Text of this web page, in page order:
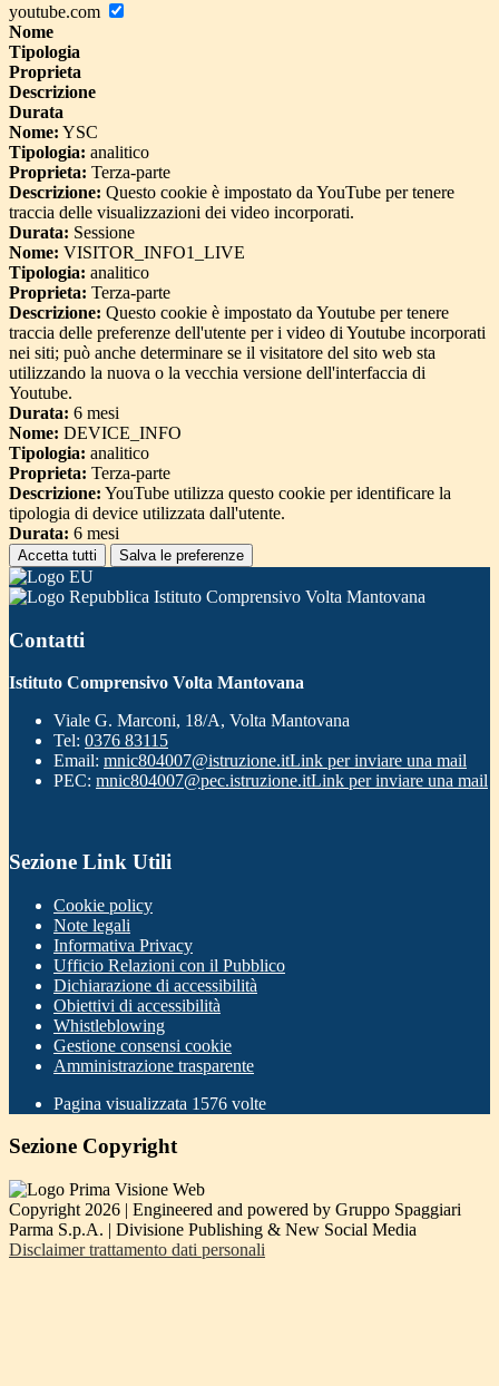
youtube.com
Nome
Tipologia
Proprieta
Descrizione
Durata
Nome: YSC
Tipologia: analitico
Proprieta: Terza-parte
Descrizione: Questo cookie è impostato da YouTube per tenere
traccia delle visualizzazioni dei video incorporati.
Durata: Sessione
Nome: VISITOR_INFO1_LIVE
Tipologia: analitico
Proprieta: Terza-parte
Descrizione: Questo cookie è impostato da Youtube per tenere
traccia delle preferenze dell'utente per i video di Youtube incorporati
nei siti; può anche determinare se il visitatore del sito web sta
utilizzando la nuova o la vecchia versione dell'interfaccia di
Youtube.
Durata: 6 mesi
Nome: DEVICE_INFO
Tipologia: analitico
Proprieta: Terza-parte
Descrizione: YouTube utilizza questo cookie per identificare la
tipologia di device utilizzata dall'utente.
Durata: 6 mesi
Accetta tutti Salva le preferenze
Istituto Comprensivo Volta Mantovana
Contatti
Istituto Comprensivo Volta Mantovana
Viale G. Marconi, 18/A, Volta Mantovana
Tel: 0376 83115
Email: mnic804007@istruzione.itLink per inviare una mail
PEC: mnic804007@pec.istruzione.itLink per inviare una mail
Sezione Link Utili
Cookie policy
Note legali
Informativa Privacy
Ufficio Relazioni con il Pubblico
Dichiarazione di accessibilità
Obiettivi di accessibilità
Whistleblowing
Gestione consensi cookie
Amministrazione trasparente
Pagina visualizzata 1576 volte
Sezione Copyright
Copyright 2026 | Engineered and powered by Gruppo Spaggiari
Parma S.p.A. | Divisione Publishing & New Social Media
Disclaimer trattamento dati personali